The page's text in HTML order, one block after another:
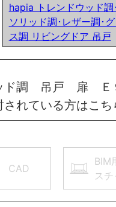
hapia トレンドウッド調･
ソリッド調･レザー調･グ
ス調 リビングドア 吊戸
ド調 吊戸 扉
れている方はこ
CAD
BIM
ス